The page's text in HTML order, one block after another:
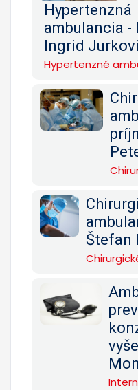
Hypertenzná
ambulancia -
Ingrid
Hypertenzné
Štefan